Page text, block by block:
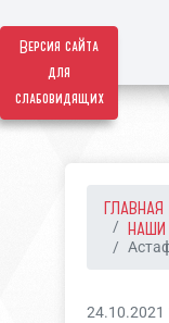
Версия сайта
для
слабовидящих
ГЛАВНАЯ
НАШИ
24.10.2021